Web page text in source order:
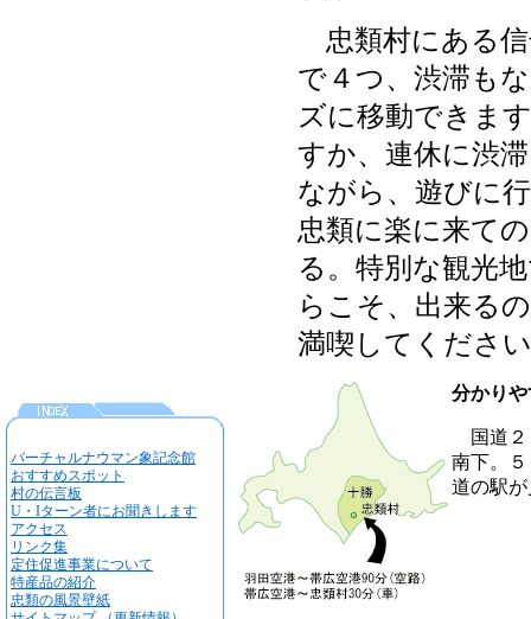
忠類村にある
で４つ、渋滞も
ズに移動できま
すか、連休に渋
ながら、遊びに
忠類に楽に来て
る。特別な観光
らこそ、出来る
満喫してくださ
バーチャルナウマン象記念館
おすすめスポット
村の伝言板
U・Iターン者にお聞きします
アクセス
リンク集
定住促進事業について
特産品の紹介
忠類の風景壁紙
分かり
国道２
南下。
道の駅